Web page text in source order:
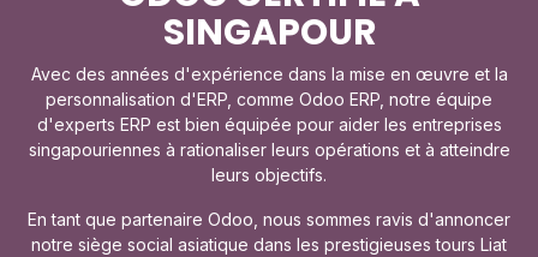
SINGAPOUR
Avec des années d'expérience dans la mise en œuvre et la
personnalisation d'ERP, comme Odoo ERP, notre équipe
d'experts ERP est bien équipée pour aider les entreprises
singapouriennes à rationaliser leurs opérations et à atteindre
leurs objectifs.
En tant que partenaire Odoo, nous sommes ravis d'annoncer
notre siège social asiatique dans les prestigieuses tours Liat